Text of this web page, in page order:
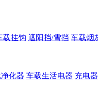
载挂钩 遮阳挡/雪挡 车载烟
化器 车载生活电器 充电